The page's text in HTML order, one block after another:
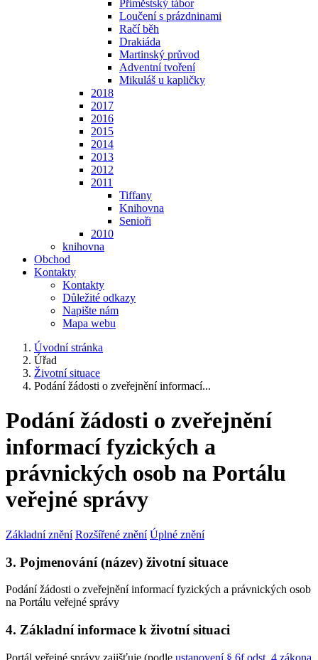
Příměstský tábor
Loučení s prázdninami
Račí běh
Drakiáda
Martinský průvod
Adventní tvoření
Mikuláš u kapličky
2018
2017
2016
2015
2014
2013
2012
2011
Tiffany
Knihovna
Senioři
2010
knihovna
Obchod
Kontakty
Kontakty
Důležité odkazy
Napište nám
Mapa webu
Úvodní stránka
Úřad
Životní situace
Podání žádosti o zveřejnění informací...
Podání žádosti o zveřejnění
informací fyzických a
právnických osob na Portálu
veřejné správy
Základní znění Rozšířené znění Úplné znění
3. Pojmenování (název) životní situace
Podání žádosti o zveřejnění informací fyzických a právnických osob
na Portálu veřejné správy
4. Základní informace k životní situaci
Portál veřejné správy zajišťuje (podle ustanovení § 6f odst. 4 zákona